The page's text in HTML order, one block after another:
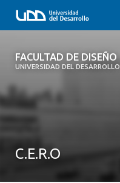
FACULTAD DE DISEÑO
UNIVERSIDAD DEL DESARROLLO
FACULTAD DE DISEÑO
INICIO
C.E.R.O